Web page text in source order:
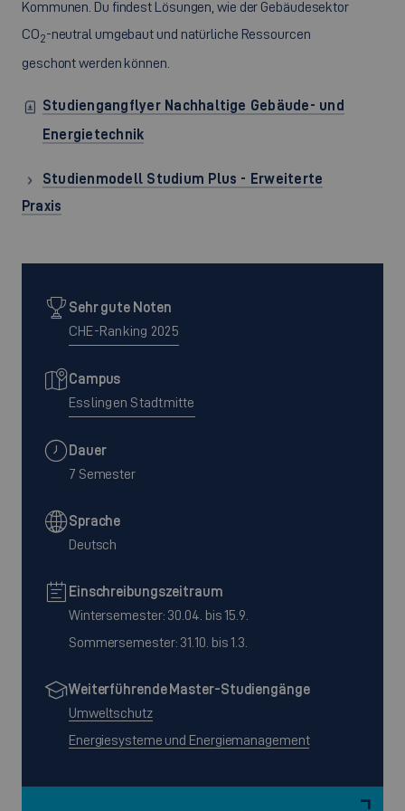
Kommunen. Du findest Lösungen, wie der Gebäudesektor
CO2-neutral umgebaut und natürliche Ressourcen
geschont werden können.
Studiengangflyer Nachhaltige Gebäude- und
Energietechnik
Studienmodell Studium Plus - Erweiterte
Praxis
Sehr gute Noten
CHE-Ranking 2025
Campus
Esslingen Stadtmitte
Dauer
7 Semester
Sprache
Deutsch
Einschreibungszeitraum
Wintersemester: 30.04. bis 15.9.
Sommersemester: 31.10. bis 1.3.
Weiterführende Master-Studiengänge
Umweltschutz
Energiesysteme und Energiemanagement